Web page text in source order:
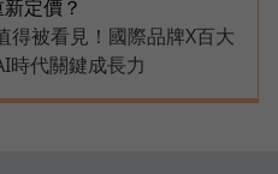
定價？
得被看見！國際品牌X百大
時代關鍵成長力